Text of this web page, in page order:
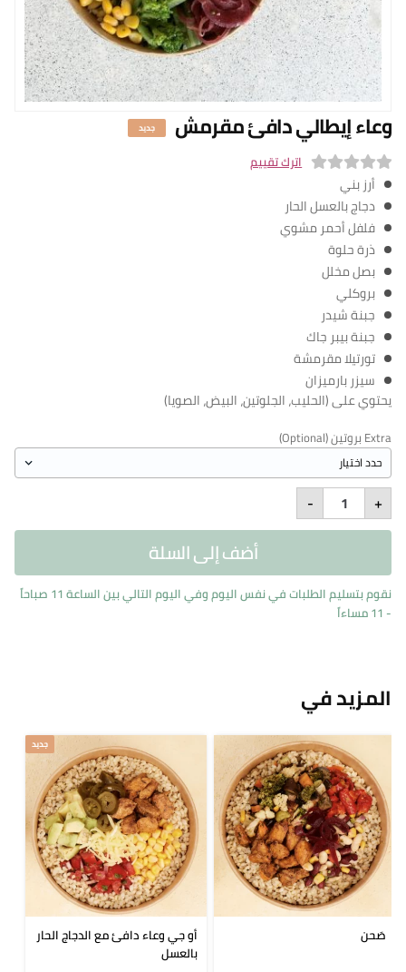
الفروع
من نحن
برنامج
البلوج
وعاء إيطالي دافئ مقرمش جديد
o
u
اترك تقييم
Extra بروتين (Optional)
-Crunchy
Italian
Warm
Bowl
+
أضف إلى السلة
أرز بني
دجاج بالعسل الحار
فلفل أحمر مشوي
ذرة حلوة
بصل مخلل
بروكلي
جبنة شيدر
جبنة بيبر جاك
تورتيلا مقرمشة
سيزر بارميزان
يحتوي على (الحليب، الجلوتين، البيض، الصويا)
نقوم بتسليم الطلبات في نفس اليوم وفي اليوم التالي بين الساعة 11 صباحاً
- 11 مساءاً
المزيد في
صَحن
جديد
أو جي وعاء دافئ مع الدجاج الحار
بالعسل